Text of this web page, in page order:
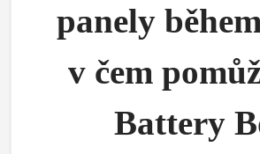
panely
v čem
Battery